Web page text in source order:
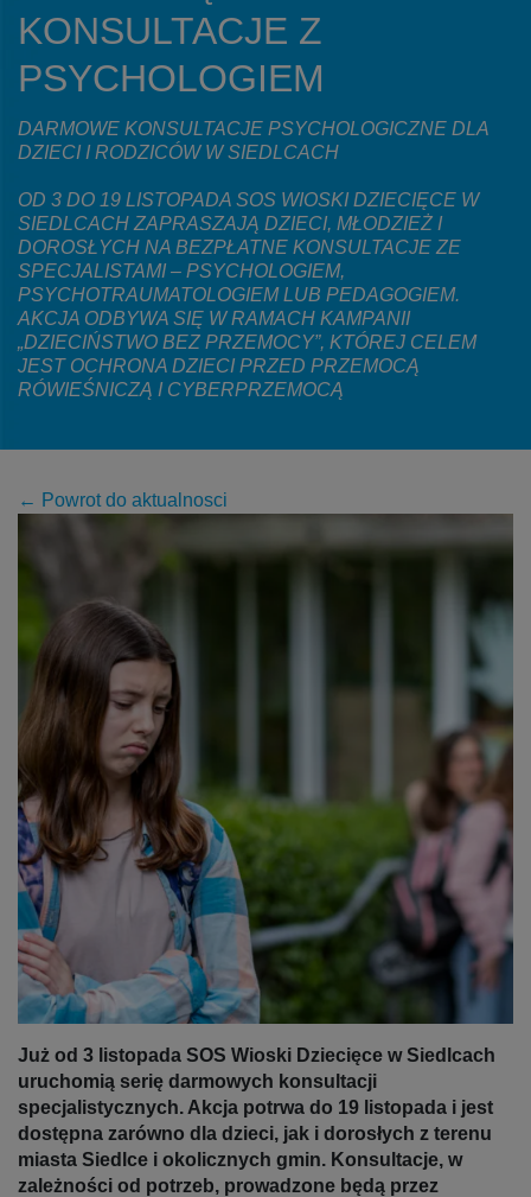
KONSULTACJE Z
PSYCHOLOGIEM
DARMOWE KONSULTACJE PSYCHOLOGICZNE DLA
DZIECI I RODZICÓW W SIEDLCACH
OD 3 DO 19 LISTOPADA SOS WIOSKI DZIECIĘCE W
SIEDLCACH ZAPRASZAJĄ DZIECI, MŁODZIEŻ I
DOROSŁYCH NA BEZPŁATNE KONSULTACJE ZE
SPECJALISTAMI – PSYCHOLOGIEM,
PSYCHOTRAUMATOLOGIEM LUB PEDAGOGIEM.
AKCJA ODBYWA SIĘ W RAMACH KAMPANII
„DZIECIŃSTWO BEZ PRZEMOCY”, KTÓREJ CELEM
JEST OCHRONA DZIECI PRZED PRZEMOCĄ
RÓWIEŚNICZĄ I CYBERPRZEMOCĄ
← Powrot do aktualnosci
Już od 3 listopada SOS Wioski Dziecięce w Siedlcach
uruchomią serię darmowych konsultacji
specjalistycznych. Akcja potrwa do 19 listopada i jest
dostępna zarówno dla dzieci, jak i dorosłych z terenu
miasta Siedlce i okolicznych gmin. Konsultacje, w
zależności od potrzeb, prowadzone będą przez